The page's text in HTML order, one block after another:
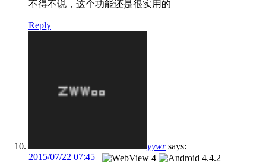
不得不说，这个功能还是很实用的
Reply
yywr says:
2015/07/22 07:45